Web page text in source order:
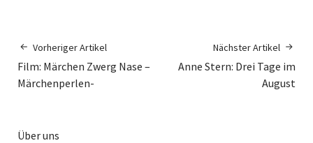
Vorheriger Artikel
Film: Märchen Zwerg Nase –
Märchenperlen-
Nächster Artikel
Anne Stern: Drei Tage im
August
Über uns